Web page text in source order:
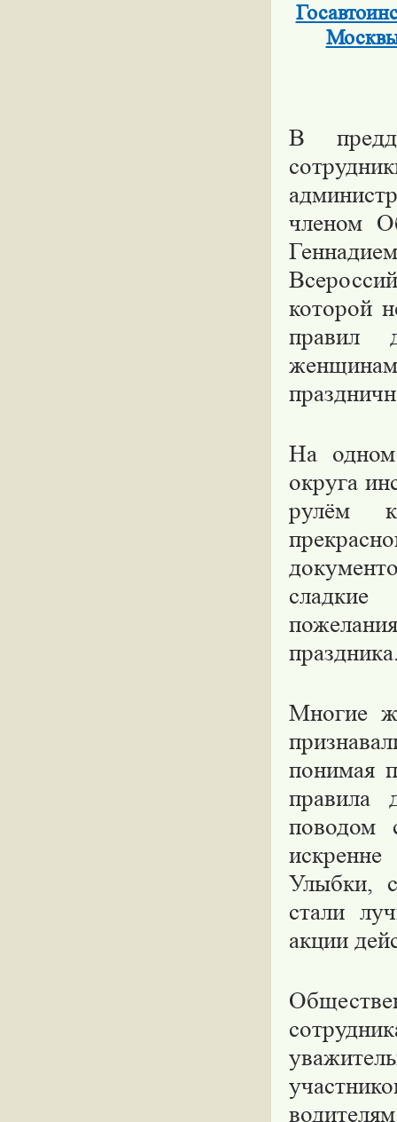
В
членом
которой
правил
На
округа
рулём
Многие
понимая
правила
поводом
Улыбки,
стали
акции